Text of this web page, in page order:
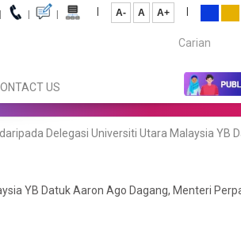
| | | | A- A A+ |
Carian...
US
Delegasi Universiti Utara Malaysia YB
YB Datuk Aaron Ago Dagang, Menteri